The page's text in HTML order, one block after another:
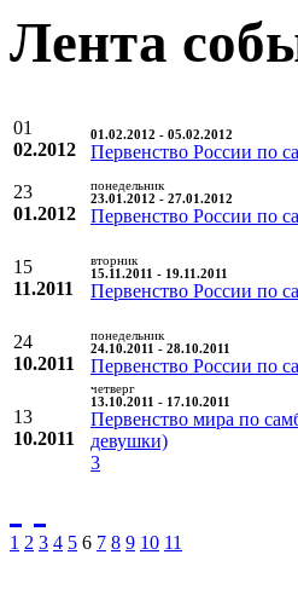
Лента
01
02.2012
01.02.2012 - 05.02.2012
Первенство России по
23
01.2012
понедельник
23.01.2012 - 27.01.2012
Первенство России по
15
11.2011
вторник
15.11.2011 - 19.11.2011
Первенство России по
24
10.2011
понедельник
24.10.2011 - 28.10.2011
Первенство России по
13
10.2011
четверг
13.10.2011 - 17.10.2011
Первенство мира по
девушки)
3
1 2 3 4 5 6 7 8 9 10 11